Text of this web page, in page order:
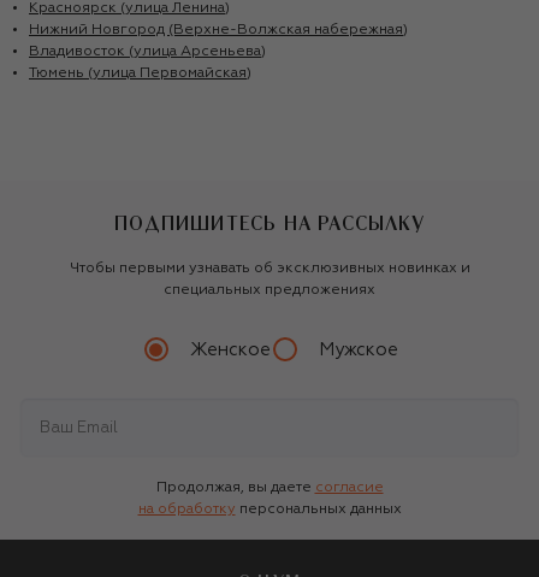
Красноярск (улица Ленина)
Нижний Новгород (Верхне-Волжская набережная)
Владивосток (улица Арсеньева)
Тюмень (улица Первомайская)
ПОДПИШИТЕСЬ НА РАССЫЛКУ
Чтобы первыми узнавать об эксклюзивных новинках и
специальных предложениях
Женское Мужское
Продолжая, вы даете согласие
на обработку персональных данных